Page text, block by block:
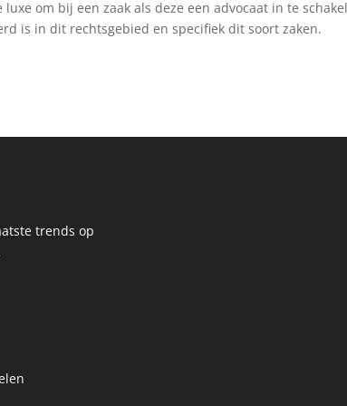
om bij een zaak als deze een advocaat in te
is in dit rechtsgebied en specifiek dit soort zaken.
trends op